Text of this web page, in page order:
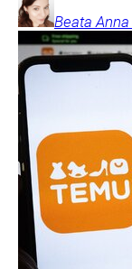
Beata Anna